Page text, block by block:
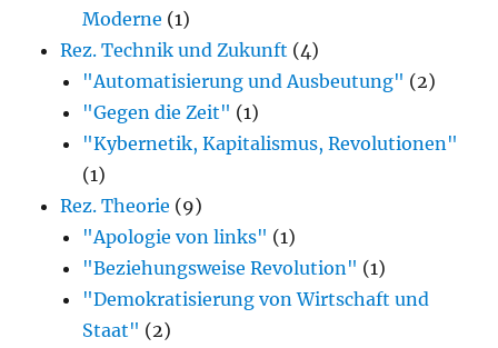
Moderne (1)
Rez. Technik und Zukunft (4)
"Automatisierung und Ausbeutung" (2)
"Gegen die Zeit" (1)
"Kybernetik, Kapitalismus, Revolutionen"
(1)
Rez. Theorie (9)
"Apologie von links" (1)
"Beziehungsweise Revolution" (1)
"Demokratisierung von Wirtschaft und
Staat" (2)